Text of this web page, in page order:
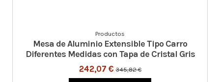
Productos
Mesa de Aluminio Extensible Tipo Carro
Diferentes Medidas con Tapa de Cristal Gris
242,07 €345,82 €